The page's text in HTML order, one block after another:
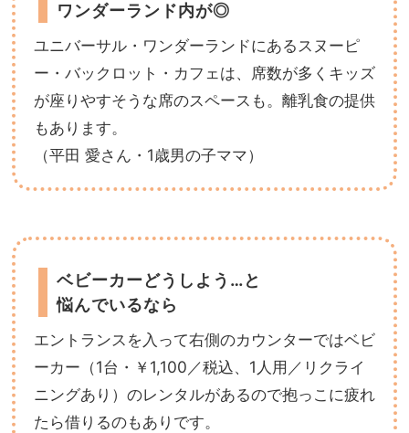
ワンダーランド内が◎
ユニバーサル・ワンダーランドにあるスヌーピ
ー・バックロット・カフェは、席数が多くキッズ
が座りやすそうな席のスペースも。離乳食の提供
もあります。
（平田 愛さん・1歳男の子ママ）
ベビーカーどうしよう…と
悩んでいるなら
エントランスを入って右側のカウンターではベビ
ーカー（1台・￥1,100／税込、1人用／リクライ
ニングあり）のレンタルがあるので抱っこに疲れ
たら借りるのもありです。